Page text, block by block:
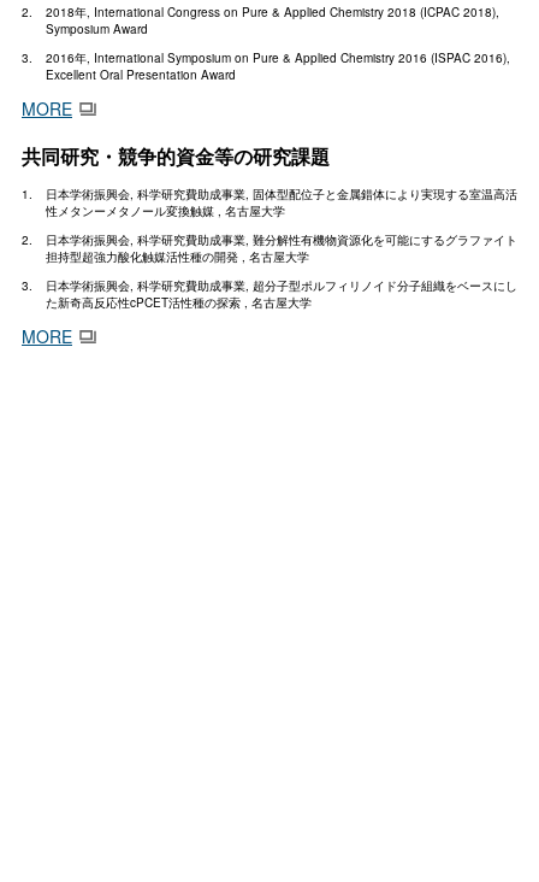
2018年, International Congress on Pure & Applied Chemistry 2018 (ICPAC 2018),
Symposium Award
2016年, International Symposium on Pure & Applied Chemistry 2016 (ISPAC 2016),
Excellent Oral Presentation Award
MORE
共同研究・競争的資金等の研究課題
日本学術振興会, 科学研究費助成事業, 固体型配位子と金属錯体により実現する室温高活
性メタンーメタノール変換触媒 , 名古屋大学
日本学術振興会, 科学研究費助成事業, 難分解性有機物資源化を可能にするグラファイト
担持型超強力酸化触媒活性種の開発 , 名古屋大学
日本学術振興会, 科学研究費助成事業, 超分子型ポルフィリノイド分子組織をベースにし
た新奇高反応性cPCET活性種の探索 , 名古屋大学
MORE